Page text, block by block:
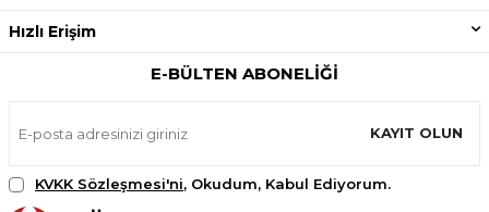
Hızlı Erişim
E-BÜLTEN ABONELIĞI
KAYIT OLUN
KVKK Sözleşmesi'ni, Okudum, Kabul Ediyorum.